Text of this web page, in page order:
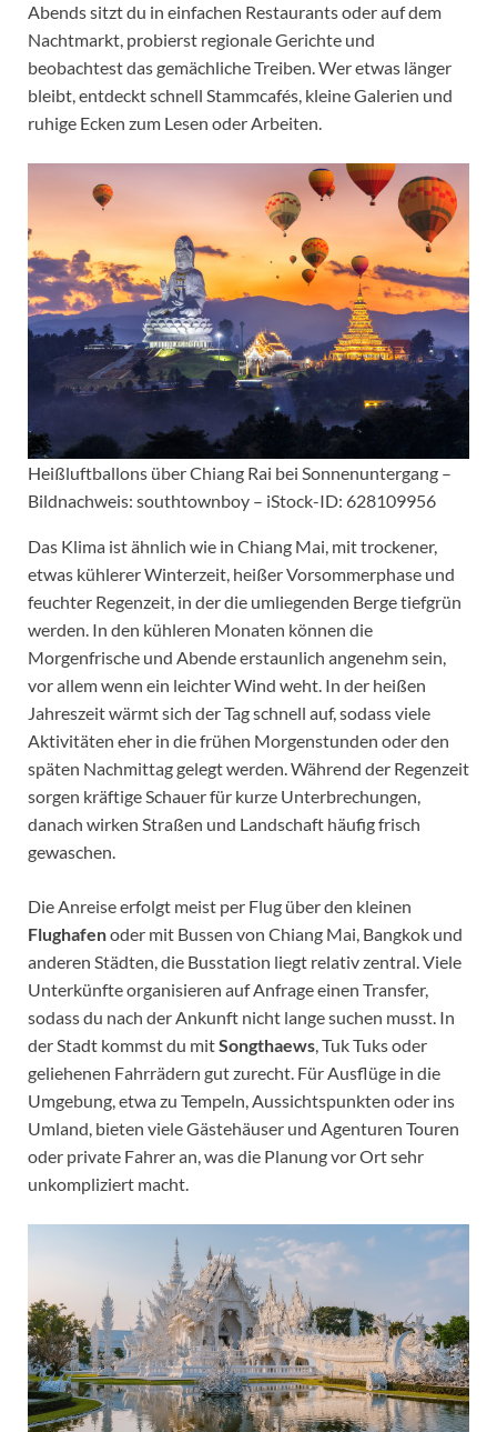
Abends sitzt du in einfachen Restaurants oder auf dem
Nachtmarkt, probierst regionale Gerichte und
beobachtest das gemächliche Treiben. Wer etwas länger
bleibt, entdeckt schnell Stammcafés, kleine Galerien und
ruhige Ecken zum Lesen oder Arbeiten.
Heißluftballons über Chiang Rai bei Sonnenuntergang –
Bildnachweis: southtownboy – iStock-ID: 628109956
Das Klima ist ähnlich wie in Chiang Mai, mit trockener,
etwas kühlerer Winterzeit, heißer Vorsommerphase und
feuchter Regenzeit, in der die umliegenden Berge tiefgrün
werden. In den kühleren Monaten können die
Morgenfrische und Abende erstaunlich angenehm sein,
vor allem wenn ein leichter Wind weht. In der heißen
Jahreszeit wärmt sich der Tag schnell auf, sodass viele
Aktivitäten eher in die frühen Morgenstunden oder den
späten Nachmittag gelegt werden. Während der Regenzeit
sorgen kräftige Schauer für kurze Unterbrechungen,
danach wirken Straßen und Landschaft häufig frisch
gewaschen.
Die Anreise erfolgt meist per Flug über den kleinen
Flughafenoder mit Bussen von Chiang Mai, Bangkok und
anderen Städten, die Busstation liegt relativ zentral. Viele
Unterkünfte organisieren auf Anfrage einen Transfer,
sodass du nach der Ankunft nicht lange suchen musst. In
der Stadt kommst du mitSongthaews , Tuk Tuks oder
geliehenen Fahrrädern gut zurecht. Für Ausflüge in die
Umgebung, etwa zu Tempeln, Aussichtspunkten oder ins
Umland, bieten viele Gästehäuser und Agenturen Touren
oder private Fahrer an, was die Planung vor Ort sehr
unkompliziert macht.